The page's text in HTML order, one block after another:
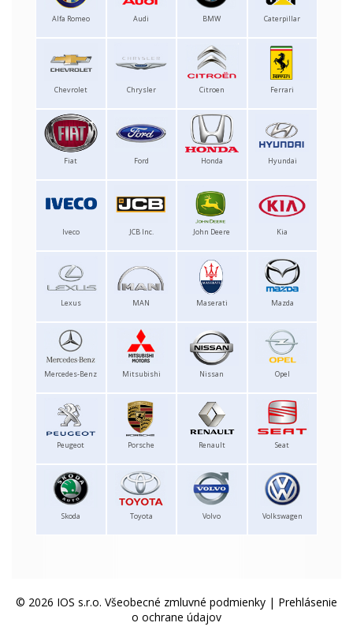
Alfa Romeo Audi BMW Caterpillar
Chevrolet Chrysler Citroen Ferrari
Fiat Ford Honda Hyundai
Iveco JCB Inc. John Deere Kia
Lexus MAN Maserati Mazda
Mercedes-Benz Mitsubishi Nissan Opel
Peugeot Porsche Renault Seat
Skoda Toyota Volvo Volkswagen
© 2026 IOS s.r.o. Všeobecné zmluvné podmienky | Prehlásenie
o ochrane údajov